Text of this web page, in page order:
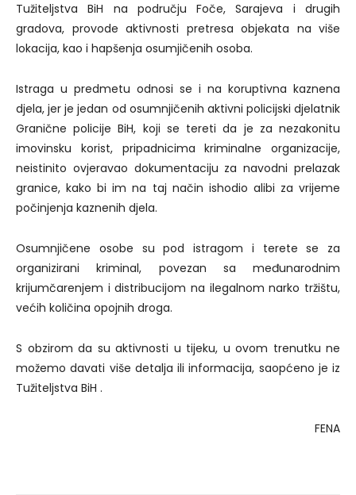
Tužiteljstva BiH na području Foče, Sarajeva i drugih
gradova, provode aktivnosti pretresa objekata na više
lokacija, kao i hapšenja osumjičenih osoba.
Istraga u predmetu odnosi se i na koruptivna kaznena
djela, jer je jedan od osumnjičenih aktivni policijski djelatnik
Granične policije BiH, koji se tereti da je za nezakonitu
imovinsku korist, pripadnicima kriminalne organizacije,
neistinito ovjeravao dokumentaciju za navodni prelazak
granice, kako bi im na taj način ishodio alibi za vrijeme
počinjenja kaznenih djela.
Osumnjičene osobe su pod istragom i terete se za
organizirani kriminal, povezan sa međunarodnim
krijumčarenjem i distribucijom na ilegalnom narko tržištu,
većih količina opojnih droga.
S obzirom da su aktivnosti u tijeku, u ovom trenutku ne
možemo davati više detalja ili informacija, saopćeno je iz
Tužiteljstva BiH .
FENA